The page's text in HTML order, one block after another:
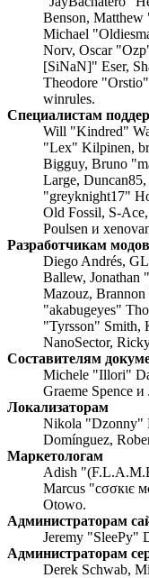
Benson,
Michael
Norv, Oscar
[SiNaN]" Eser,
Theodore
winrules.
Специалистам
Will "Kindred"
"Lex" Kilpinen,
Bigguy, Bruno
Large,
"greyknight17"
Old Fossil, S-
Poulsen и
Разработчикам модов
Diego Andrés,
Ballew, Jonathan
Mazouz,
"akabugeyes"
"Tyrsson" Smith,
NanoSector,
Составителям
Michele "Illori"
Graeme Spence
Локализаторам
Nikola "Dzonny"
Domínguez,
Маркетологам
Adish
Marcus "cσσкιє
Otowo.
Администраторам
Jeremy "SleePy"
Администраторам
Derek Schwab,